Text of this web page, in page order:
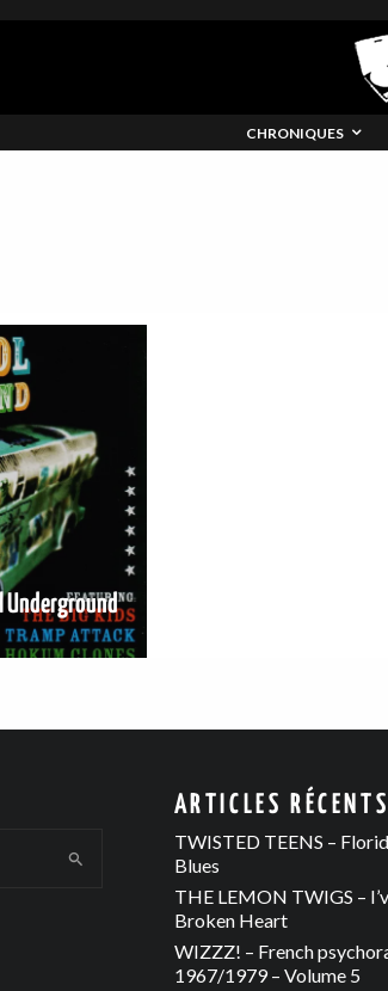
CHRONIQUES
Underground
ARTICLES RÉCENTS
TWISTED TEENS –
Blues
THE LEMON TWIGS –
Broken Heart
WIZZZ! – French
1967/1979 – Volume 5